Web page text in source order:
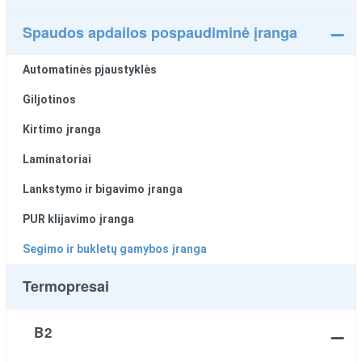
Spaudos apdailos pospaudiminė įranga
Automatinės pjaustyklės
Giljotinos
Kirtimo įranga
Laminatoriai
Lankstymo ir bigavimo įranga
PUR klijavimo įranga
Segimo ir bukletų gamybos įranga
Termopresai
B2